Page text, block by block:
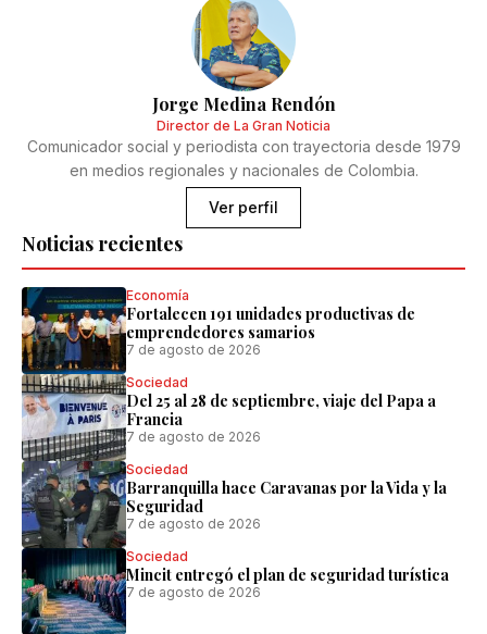
Noticias recientes
Economía
Fortalecen 191 unidades productivas de
emprendedores samarios
7 de agosto de 2026
Sociedad
Del 25 al 28 de septiembre, viaje del Papa a
Francia
7 de agosto de 2026
Sociedad
Barranquilla hace Caravanas por la Vida y la
Seguridad
7 de agosto de 2026
Sociedad
Mincit entregó el plan de seguridad turística
7 de agosto de 2026
Jorge Medina Rendón
Director de La Gran Noticia
Comunicador social y periodista con trayectoria desde 1979
en medios regionales y nacionales de Colombia.
Ver perfil